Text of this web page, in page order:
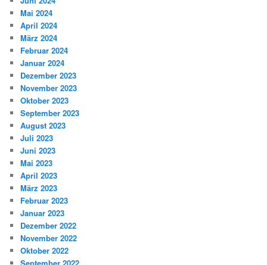
Mai 2024
April 2024
März 2024
Februar 2024
Januar 2024
Dezember 2023
November 2023
Oktober 2023
September 2023
August 2023
Juli 2023
Juni 2023
Mai 2023
April 2023
März 2023
Februar 2023
Januar 2023
Dezember 2022
November 2022
Oktober 2022